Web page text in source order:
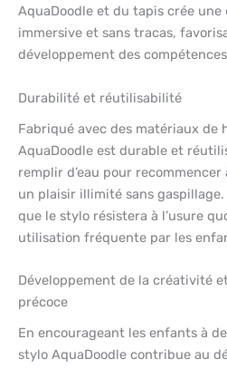
AquaDoodle et du tapis crée une
immersive et sans tracas,
développement des
Durabilité et réutilisabilité
Fabriqué avec des matériaux de
AquaDoodle est durable et
remplir d’eau pour
un plaisir illimité sans
que le stylo résistera à l’usure
utilisation fréquente par les
Développement de la créativité
précoce
En encourageant les enfants à
stylo AquaDoodle contribue au